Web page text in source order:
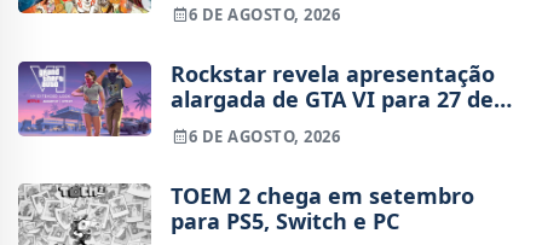
6 DE AGOSTO, 2026
Rockstar revela apresentação
alargada de GTA VI para 27 de
agosto
6 DE AGOSTO, 2026
TOEM 2 chega em setembro
para PS5, Switch e PC